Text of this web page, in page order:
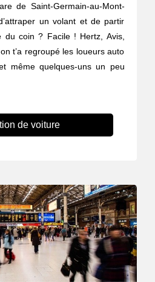
de Saint-Germain-au-Mont-
un volant et de partir
du coin ? Facile ! Hertz, Avis,
t’a regroupé les loueurs auto
même quelques-uns un peu
de voiture